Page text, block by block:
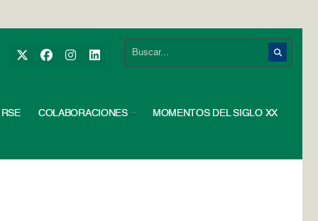
RSE COLABORACIONES MOMENTOS DEL SIGLO XX